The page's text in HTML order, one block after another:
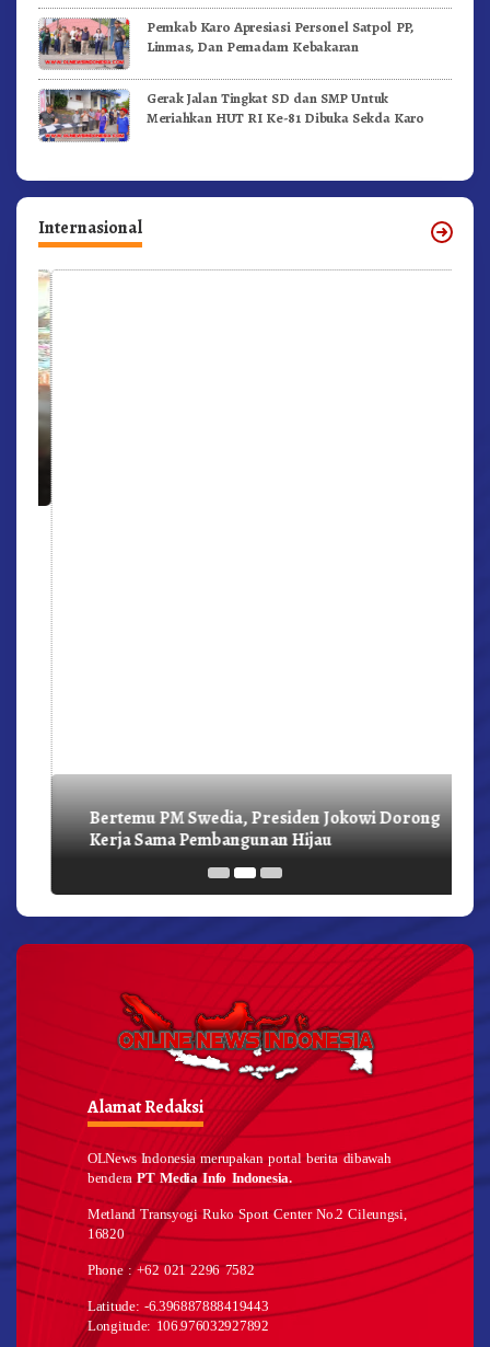
Pemkab Karo Apresiasi Personel Satpol PP,
Linmas, Dan Pemadam Kebakaran
Gerak Jalan Tingkat SD dan SMP Untuk
Meriahkan HUT RI Ke-81 Dibuka Sekda Karo
Internasional
Bertemu PM Swedia, Presiden Jokowi Dorong
Kerja Sama Pembangunan Hijau
Alamat Redaksi
OLNews Indonesia merupakan portal berita dibawah
benderaPT Media Info Indonesia.
Metland Transyogi Ruko Sport Center No.2 Cileungsi,
16820
Phone : +62 021 2296 7582
Latitude: -6.396887888419443
Longitude: 106.976032927892